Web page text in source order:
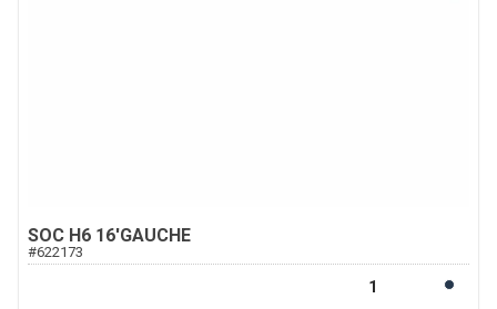
SOC H6 16'GAUCHE
#622173